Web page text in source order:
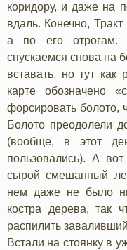
коридору, и даже на
вдаль. Конечно,
а по его отрогам.
спускаемся снова на
вставать, но тут как
карте обозначено
форсировать болото,
Болото преодолели
(вообще, в этот
пользовались). А
сырой смешанный
нем даже не было ни
костра дерева, так
распилить
Встали на стоянку в